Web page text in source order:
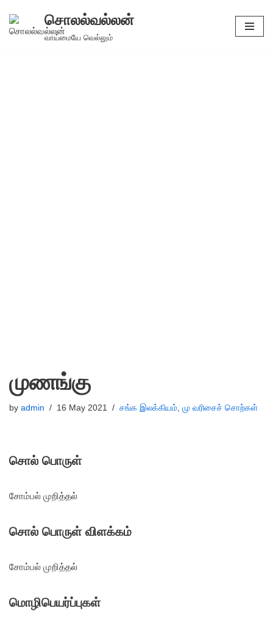
Skip
சொலல்வல்லன்
வாய்மையே வெல்லும்
முணங்கு
by admin 16 May 2021 சங்க இலக்கியம், மு வரிசைச் சொற்கள்
சொல் பொருள்
சோம்பல் முறித்தல்
சொல் பொருள் விளக்கம்
சோம்பல் முறித்தல்
மொழிபெயர்ப்புகள்